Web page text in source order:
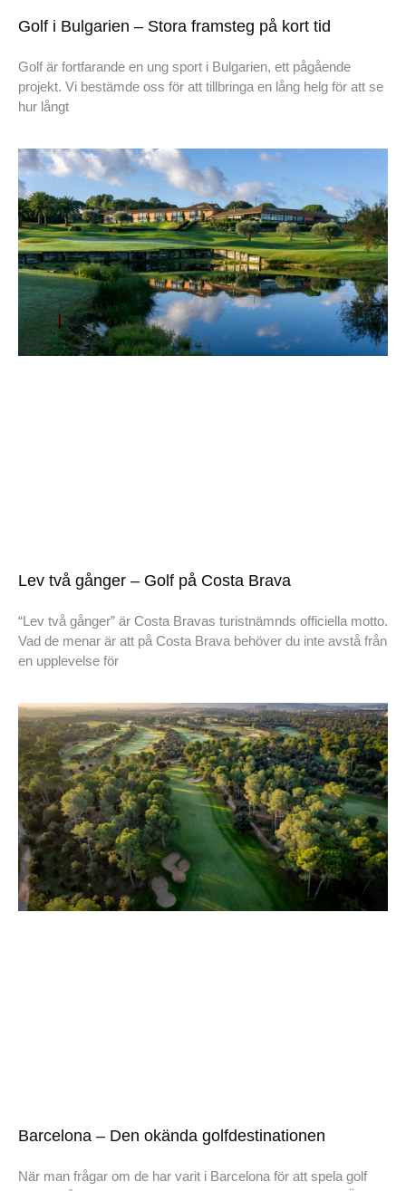
Golf i Bulgarien – Stora framsteg på kort tid
Golf är fortfarande en ung sport i Bulgarien, ett pågående
projekt. Vi bestämde oss för att tillbringa en lång helg för att se
hur långt
Lev två gånger – Golf på Costa Brava
“Lev två gånger” är Costa Bravas turistnämnds officiella motto.
Vad de menar är att på Costa Brava behöver du inte avstå från
en upplevelse för
Barcelona – Den okända golfdestinationen
När man frågar om de har varit i Barcelona för att spela golf